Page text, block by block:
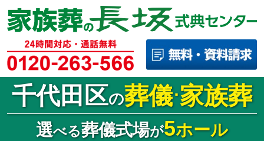
千代田区の葬儀･家族葬
選べる葬儀式場が5ホール